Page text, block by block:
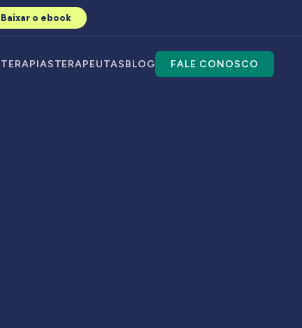
TERAPIASTERAPEUTASBLOG FALE CONOSCO
Baixar o ebook